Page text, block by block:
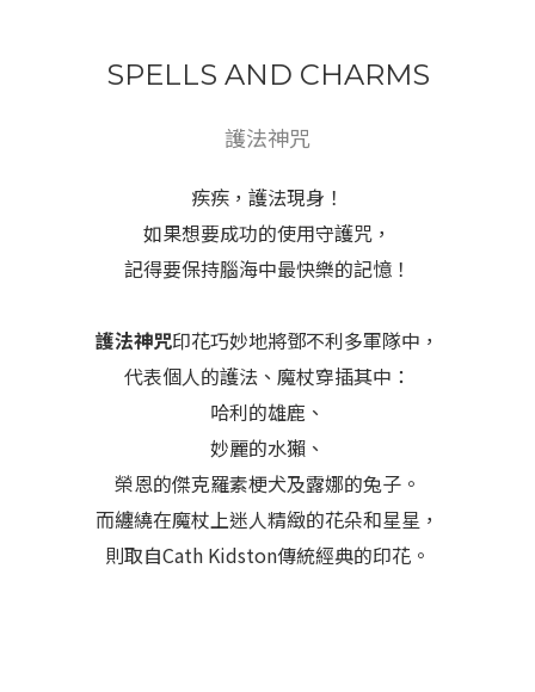
SPELLS AND CHARMS
護法神咒
疾疾，護法現身！
如果想要成功的使用守護咒，
記得要保持腦海中最快樂的記憶！
護法神咒印花巧妙地將鄧不利多軍隊中，
代表個人的護法、魔杖穿插其中：
哈利的雄鹿、
妙麗的水獺、
榮恩的傑克羅素梗犬及露娜的兔子。
而纏繞在魔杖上迷人精緻的花朵和星星，
則取自Cath Kidston傳統經典的印花。